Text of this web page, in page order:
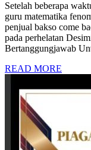
Setelah beberapa
guru matematika
penjual bakso come
pada perhelatan
Bertanggungjawab
READ MORE